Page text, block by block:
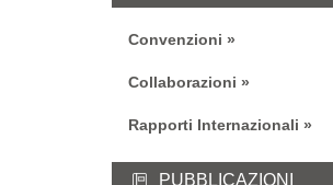
Convenzioni
Collaborazioni
Rapporti Internazionali
PUBBLICAZIONI